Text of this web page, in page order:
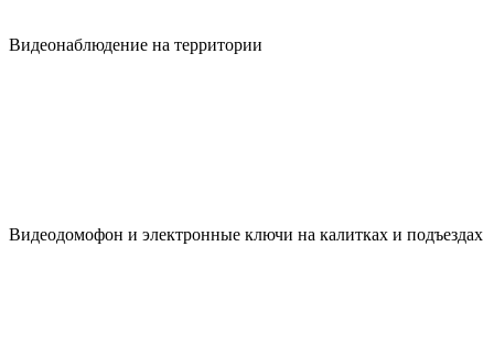
Видеонаблюдение на территории
Видеодомофон и электронные ключи на калитках и подъездах